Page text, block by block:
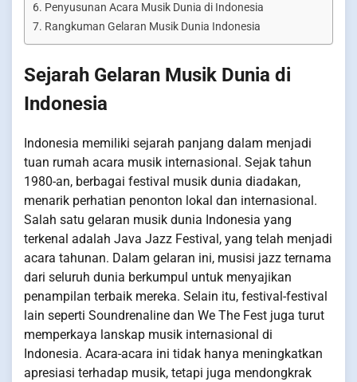
Penyusunan Acara Musik Dunia di Indonesia
Rangkuman Gelaran Musik Dunia Indonesia
Sejarah Gelaran Musik Dunia di
Indonesia
Indonesia memiliki sejarah panjang dalam menjadi
tuan rumah acara musik internasional. Sejak tahun
1980-an, berbagai festival musik dunia diadakan,
menarik perhatian penonton lokal dan internasional.
Salah satu gelaran musik dunia Indonesia yang
terkenal adalah Java Jazz Festival, yang telah menjadi
acara tahunan. Dalam gelaran ini, musisi jazz ternama
dari seluruh dunia berkumpul untuk menyajikan
penampilan terbaik mereka. Selain itu, festival-festival
lain seperti Soundrenaline dan We The Fest juga turut
memperkaya lanskap musik internasional di
Indonesia. Acara-acara ini tidak hanya meningkatkan
apresiasi terhadap musik, tetapi juga mendongkrak